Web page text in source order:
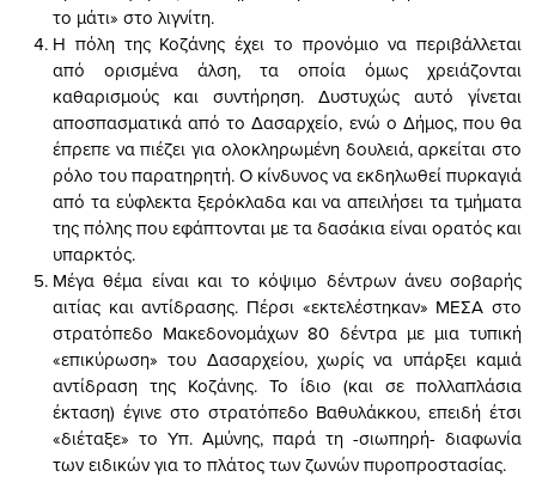
το μάτι» στο λιγνίτη.
Η πόλη της Κοζάνης έχει το προνόμιο να περιβάλλεται
από ορισμένα άλση, τα οποία όμως χρειάζονται
καθαρισμούς και συντήρηση. Δυστυχώς αυτό γίνεται
αποσπασματικά από το Δασαρχείο, ενώ ο Δήμος, που θα
έπρεπε να πιέζει για ολοκληρωμένη δουλειά, αρκείται στο
ρόλο του παρατηρητή. Ο κίνδυνος να εκδηλωθεί πυρκαγιά
από τα εύφλεκτα ξερόκλαδα και να απειλήσει τα τμήματα
της πόλης που εφάπτονται με τα δασάκια είναι ορατός και
υπαρκτός.
Μέγα θέμα είναι και το κόψιμο δέντρων άνευ σοβαρής
αιτίας και αντίδρασης. Πέρσι «εκτελέστηκαν» ΜΕΣΑ στο
στρατόπεδο Μακεδονομάχων 80 δέντρα με μια τυπική
«επικύρωση» του Δασαρχείου, χωρίς να υπάρξει καμιά
αντίδραση της Κοζάνης. Το ίδιο (και σε πολλαπλάσια
έκταση) έγινε στο στρατόπεδο Βαθυλάκκου, επειδή έτσι
«διέταξε» το Υπ. Αμύνης, παρά τη -σιωπηρή- διαφωνία
των ειδικών για το πλάτος των ζωνών πυροπροστασίας.